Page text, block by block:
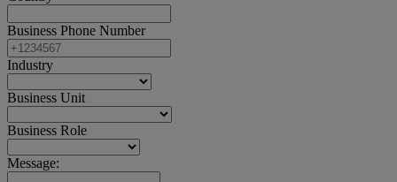
Business Phone Number
Industry
Business Unit
Business Role
Message: